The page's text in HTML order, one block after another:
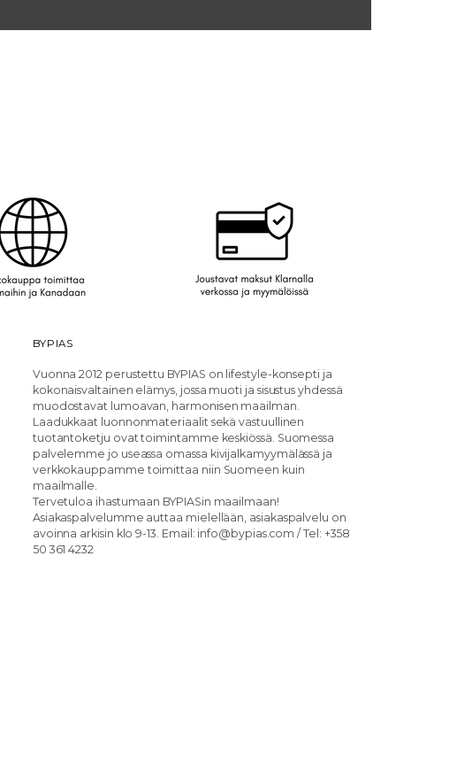
BYPIAS
Vuonna 2012 perustettu BYPIAS on lifestyle-konsepti ja
kokonaisvaltainen elämys, jossa muoti ja sisustus yhdessä
muodostavat lumoavan, harmonisen maailman.
Laadukkaat luonnonmateriaalit sekä vastuullinen
tuotantoketju ovat toimintamme keskiössä. Suomessa
palvelemme jo useassa omassa kivijalkamyymälässä ja
verkkokauppamme toimittaa niin Suomeen kuin
maailmalle.
Tervetuloa ihastumaan BYPIASin maailmaan!
Asiakaspalvelumme auttaa mielellään, asiakaspalvelu on
avoinna arkisin klo 9-13. Email: info@bypias.com / Tel: +358
50 361 4232